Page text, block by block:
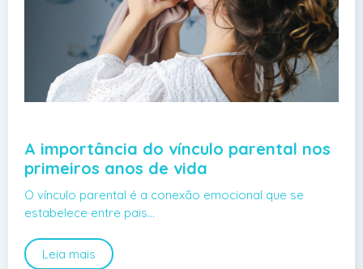
A importância do vínculo parental nos
primeiros anos de vida
O vínculo parental é a conexão emocional que se
estabelece entre pais…
Leia mais